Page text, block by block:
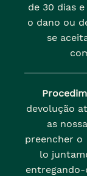
de 30 dias
o dano ou
se
devolução
as
preencher o
lo